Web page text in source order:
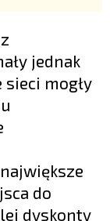
jednak
mogły
do
dyskonty